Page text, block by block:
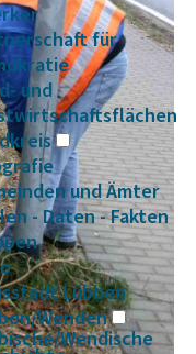
für
und
und Ämter
- Daten - Fakten
Lübben
Wenden
Wendische